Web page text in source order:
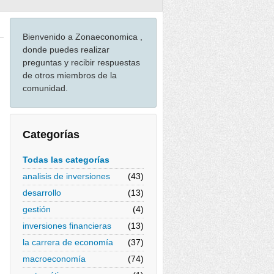
Bienvenido a Zonaeconomica ,
donde puedes realizar
preguntas y recibir respuestas
de otros miembros de la
comunidad.
Categorías
Todas las categorías
analisis de inversiones
(43)
desarrollo
(13)
gestión
(4)
inversiones financieras
(13)
la carrera de economía
(37)
macroeconomía
(74)